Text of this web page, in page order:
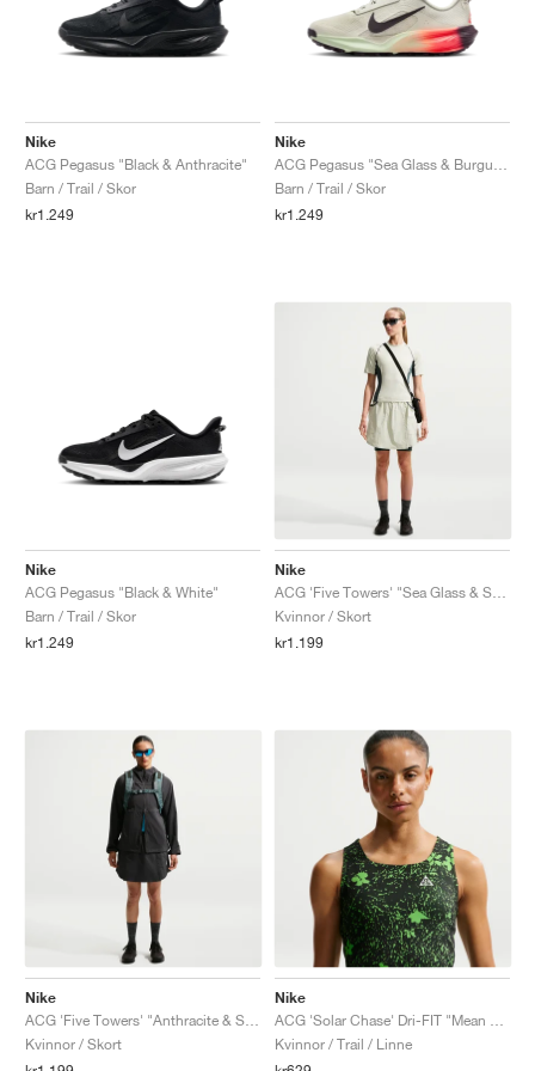
Nike
ACG Pegasus "Black & Anthracite"
Barn / Trail / Skor
kr1.249
Nike
Barn / Trail / Skor
kr1.249
Nike
ACG Pegasus "Black & White"
Barn / Trail / Skor
kr1.249
Nike
Kvinnor / Skort
kr1.199
Nike
Kvinnor / Skort
Nike
Kvinnor / Trail / Linne